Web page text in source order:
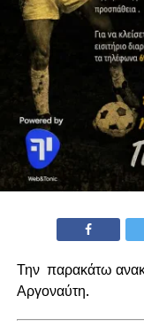
Την παρακάτω
Αργοναύτη.